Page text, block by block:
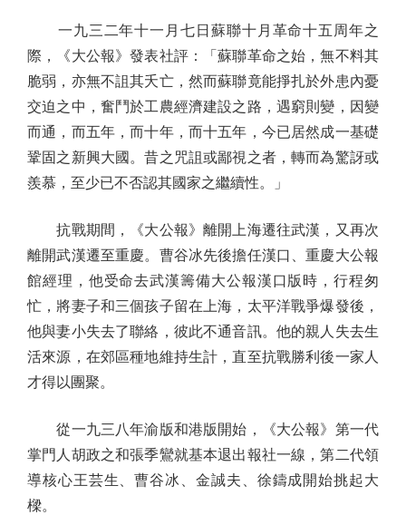
一九三二年十一月七日蘇聯十月革命十五周年之
際，《大公報》發表社評：「蘇聯革命之始，無不料其
脆弱，亦無不詛其夭亡，然而蘇聯竟能掙扎於外患內憂
交迫之中，奮鬥於工農經濟建設之路，遇窮則變，因變
而通，而五年，而十年，而十五年，今已居然成一基礎
鞏固之新興大國。昔之咒詛或鄙視之者，轉而為驚訝或
羨慕，至少已不否認其國家之繼續性。」
抗戰期間，《大公報》離開上海遷往武漢，又再次
離開武漢遷至重慶。曹谷冰先後擔任漢口、重慶大公報
館經理，他受命去武漢籌備大公報漢口版時，行程匆
忙，將妻子和三個孩子留在上海，太平洋戰爭爆發後，
他與妻小失去了聯絡，彼此不通音訊。他的親人失去生
活來源，在郊區種地維持生計，直至抗戰勝利後一家人
才得以團聚。
從一九三八年渝版和港版開始，《大公報》第一代
掌門人胡政之和張季鸞就基本退出報社一線，第二代領
導核心王芸生、曹谷冰、金誠夫、徐鑄成開始挑起大
樑。